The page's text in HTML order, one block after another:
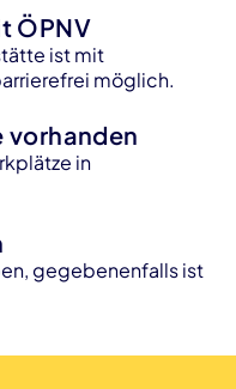
ÖPNV
ist mit
möglich.
vorhanden
in
gegebenenfalls ist